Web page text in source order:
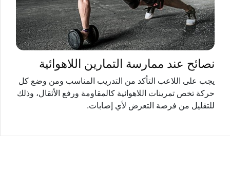
نصائح عند ممارسة التمارين اللاهوائية
يجب على اللاعب التأكد من التدريب المناسب ومن وضع كل
حركة تخص تمرينات اللاهوائية كالمقاومة ورفع الأثقال، وذلك
للتقليل من فرصة التعرض لأي إصابات.